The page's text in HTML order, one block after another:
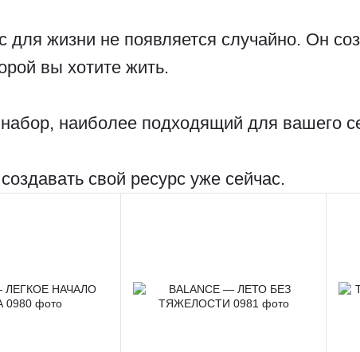
для жизни не появляется случайно. Он
вы хотите жить.
наиболее подходящий для вашего
свой ресурс уже сейчас.